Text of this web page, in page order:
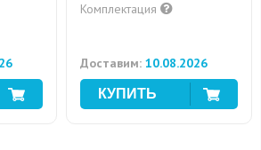
Комплектация
Доставим: 10.08.2026